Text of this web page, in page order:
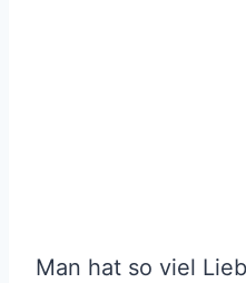
Man hat so viel